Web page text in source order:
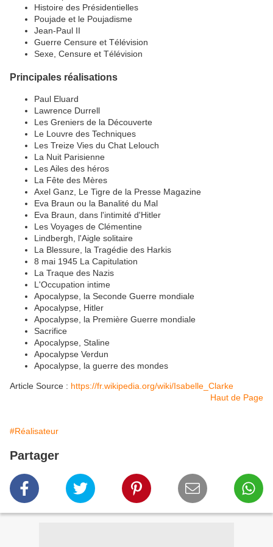
Histoire des Présidentielles
Poujade et le Poujadisme
Jean-Paul II
Guerre Censure et Télévision
Sexe, Censure et Télévision
Principales réalisations
Paul Eluard
Lawrence Durrell
Les Greniers de la Découverte
Le Louvre des Techniques
Les Treize Vies du Chat Lelouch
La Nuit Parisienne
Les Ailes des héros
La Fête des Mères
Axel Ganz, Le Tigre de la Presse Magazine
Eva Braun ou la Banalité du Mal
Eva Braun, dans l'intimité d'Hitler
Les Voyages de Clémentine
Lindbergh, l'Aigle solitaire
La Blessure, la Tragédie des Harkis
8 mai 1945 La Capitulation
La Traque des Nazis
L'Occupation intime
Apocalypse, la Seconde Guerre mondiale
Apocalypse, Hitler
Apocalypse, la Première Guerre mondiale
Sacrifice
Apocalypse, Staline
Apocalypse Verdun
Apocalypse, la guerre des mondes
Article Source : https://fr.wikipedia.org/wiki/Isabelle_Clarke
Haut de Page
#Réalisateur
Partager